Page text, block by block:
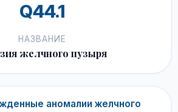
Q44.1
НАЗВАНИЕ
желчного пузыря
аномалии желчного